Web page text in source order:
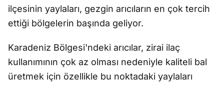
ilçesinin yaylaları, gezgin arıcıların en çok tercih
ettiği bölgelerin başında geliyor.
Karadeniz Bölgesi'ndeki arıcılar, zirai ilaç
kullanımının çok az olması nedeniyle kaliteli bal
üretmek için özellikle bu noktadaki yaylaları